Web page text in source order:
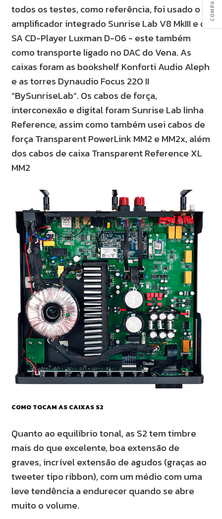
todos os testes, como referência, foi usado o
amplificador integrado Sunrise Lab V8 MkIII e o
SA CD-Player Luxman D-06 - este também
como transporte ligado no DAC do Vena. As
caixas foram as bookshelf Konforti Audio Aleph
e as torres Dynaudio Focus 220 II
“BySunriseLab”. Os cabos de força,
interconexão e digital foram Sunrise Lab linha
Reference, assim como também usei cabos de
força Transparent PowerLink MM2 e MM2x, além
dos cabos de caixa Transparent Reference XL
MM2
COMO TOCAM AS CAIXAS S2
Quanto ao equilíbrio tonal, as S2 tem timbre
mais do que excelente, boa extensão de
graves, incrível extensão de agudos (graças ao
tweeter tipo ribbon), com um médio com uma
leve tendência a endurecer quando se abre
muito o volume.